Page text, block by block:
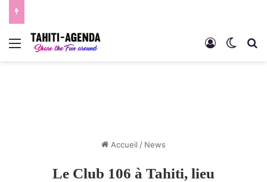
Menu Connexion
Accueil / News
Le Club 106 à Tahiti, lieu